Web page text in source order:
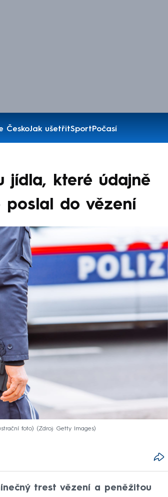
ČeskoJak ušetřitSportPočasí
jídla, které údajně
poslal do vězení
foto) Zdroj: Getty Images
trest vězení a peněžitou